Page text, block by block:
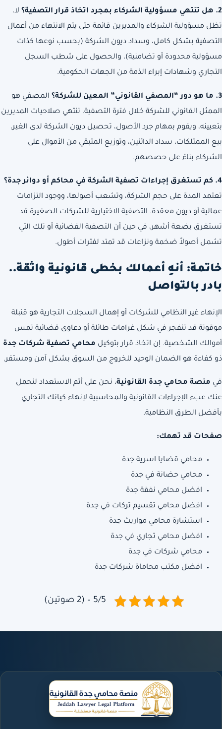
2. هل تنتهي مسؤولية الشركاء بمجرد اتخاذ قرار التصفية؟
لا،
تظل مسؤولية الشركاء والمديرين قائمة حتى يتم الانتهاء من أعمال
التصفية بشكل كامل، وسداد ديون الشركة (بحسب نوعها كذات
مسؤولية محدودة أو تضامنية)، والحصول على شطب السجل
التجاري وشهادات إبراء الذمة من الجهات الحكومية.
3. ما هو دور “المصفي القانوني” المعين للشركة؟
المصفي هو
الممثل القانوني للشركة خلال فترة التصفية. تنتهي صلاحيات المديرين
بتعيينه، ويقوم بمهام جرد الأصول، تحصيل ديون الشركة لدى الغير،
بيع الممتلكات، سداد الدائنين، وتوزيع المتبقي من الأموال على
الشركاء بناءً على حصصهم.
4. كم تستغرق إجراءات تصفية الشركة في محاكم أو دوائر جدة؟
تعتمد المدة على حجم الشركة، وتشعب أصولها، ووجود التزامات
عمالية أو ديون معقدة. التصفية الاختيارية للشركات الصغيرة قد
تستغرق بضعة أشهر، في حين أن التصفية القضائية أو تلك التي
تشمل أصولاً ضخمة ونزاعات قد تمتد لفترات أطول.
خاتمة: أنهِ أعمالك بخطى قانونية واثقة..
بادر بالتواصل
الإنهاء غير النظامي للشركات أو إهمال السجلات التجارية هو قنبلة
موقوتة قد تنفجر في شكل غرامات طائلة أو دعاوى قضائية تمس
أموالك الشخصية. إن اتخاذ قرار بتوكيل محامي تصفية شركات جدة
ذو كفاءة هو الضمان الوحيد للخروج من السوق بشكل آمن ومستقر.
في منصة محامي جدة القانونية، نحن على أتم الاستعداد لنحمل
عنك عبء الإجراءات القانونية والمحاسبية لإنهاء كيانك التجاري
بأفضل الطرق النظامية.
صفحات قد تهمك:
محامي قضايا اسرية جدة
محامي حضانة في جدة
افضل محامي نفقة جدة
افضل محامي تقسيم تركات في جدة
استشارة محامي مواريث جدة
افضل محامي تجاري في جدة
محامي شركات في جدة
افضل مكتب محاماة شركات جدة
5/5 – (2 صوتين)